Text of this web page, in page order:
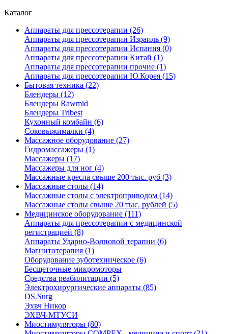
Каталог
Аппараты для прессотерапии (26)
Аппараты для прессотерапии Израиль (9)
Аппараты для прессотерапии Испания (0)
Аппараты для прессотерапии Китай (1)
Аппараты для прессотерапии прочие (1)
Аппараты для прессотерапии Ю.Корея (15)
Бытовая техника (22)
Блендеры (12)
Блендеры Rawmid
Блендеры Tribest
Кухонный комбайн (6)
Соковыжималки (4)
Массажное оборудование (27)
Гидромассажеры (1)
Массажеры (17)
Массажеры для ног (4)
Массажные кресла свыше 200 тыс. руб (3)
Массажные столы (14)
Массажные столы с электроприводом (14)
Массажные столы свыше 20 тыс. рублей (5)
Медицинское оборудование (111)
Аппараты для прессотерапии с медицинской
регистрацией (8)
Аппараты Ударно-Волновой терапии (6)
Магнитотерапия (1)
Оборудование зуботехническое (6)
Бесщеточные микромоторы
Средства реабилитации (5)
Электрохирургические аппараты (85)
DS.Surg
Эхвч Никор
ЭХВЧ-МТУСИ
Миостимуляторы (80)